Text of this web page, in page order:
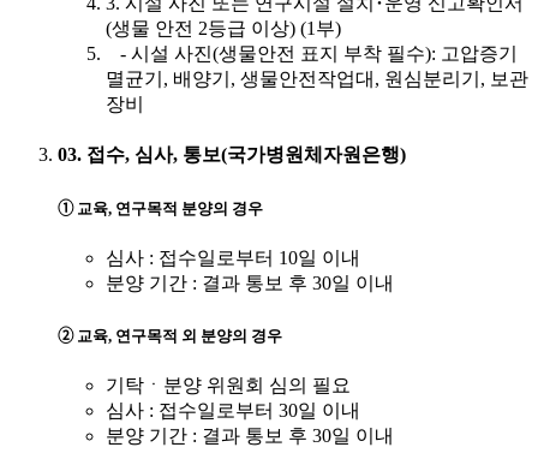
(생물 안전 2등급 이상) (1부)
- 시설 사진(생물안전 표지 부착 필수): 고압증기
멸균기, 배양기, 생물안전작업대, 원심분리기, 보관
장비
03. 접수, 심사, 통보(국가병원체자원은행)
➀ 교육, 연구목적 분양의 경우
심사 : 접수일로부터 10일 이내
분양 기간 : 결과 통보 후 30일 이내
➁ 교육, 연구목적 외 분양의 경우
기탁ㆍ분양 위원회 심의 필요
심사 : 접수일로부터 30일 이내
분양 기간 : 결과 통보 후 30일 이내